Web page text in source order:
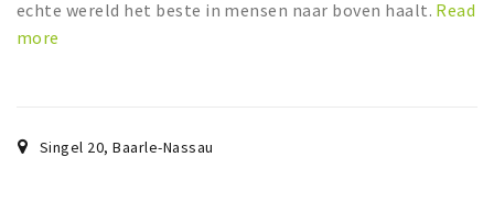
Musée et théâtre
Activité
Nature
echte wereld het beste in mensen naar boven haalt. Read
more
Singel 20,Baarle-Nassau